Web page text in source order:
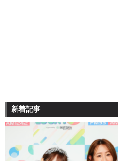
新着記事